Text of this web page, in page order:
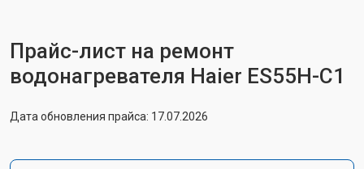
Прайс-лист на ремонт
водонагревателя Haier ES55H-C1
Дата обновления прайса: 17.07.2026